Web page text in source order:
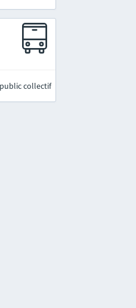
collectif